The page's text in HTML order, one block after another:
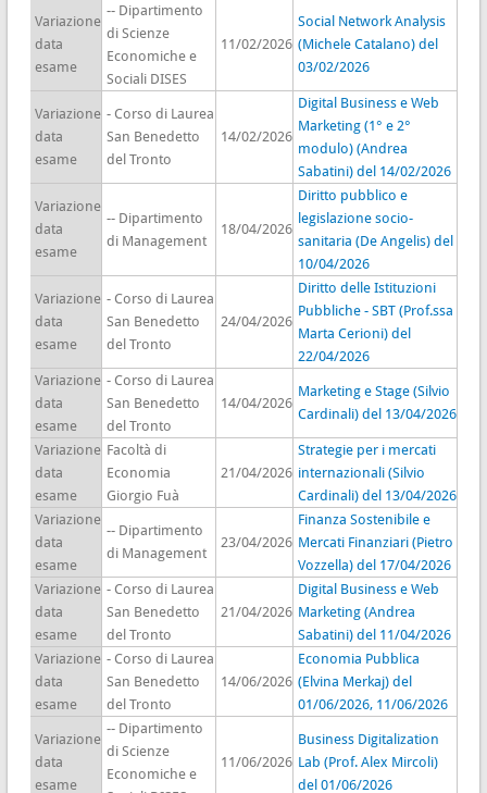
Variazione
data
esame
-- Dipartimento
di Scienze
Economiche e
Sociali DISES
11/02/2026
Social Network Analysis
(Michele Catalano) del
03/02/2026
Variazione
data
esame
- Corso di Laurea
San Benedetto
del Tronto
14/02/2026
Digital Business e Web
Marketing (1° e 2°
modulo) (Andrea
Sabatini) del 14/02/2026
Variazione
data
esame
-- Dipartimento
di Management
18/04/2026
Diritto pubblico e
legislazione socio-
sanitaria (De Angelis) del
10/04/2026
Variazione
data
esame
- Corso di Laurea
San Benedetto
del Tronto
24/04/2026
Diritto delle Istituzioni
Pubbliche - SBT (Prof.ssa
Marta Cerioni) del
22/04/2026
Variazione
data
esame
- Corso di Laurea
San Benedetto
del Tronto
14/04/2026
Marketing e Stage (Silvio
Cardinali) del 13/04/2026
Variazione
data
esame
Facoltà di
Economia
Giorgio Fuà
21/04/2026
Strategie per i mercati
internazionali (Silvio
Cardinali) del 13/04/2026
Variazione
data
esame
-- Dipartimento
di Management
23/04/2026
Finanza Sostenibile e
Mercati Finanziari (Pietro
Vozzella) del 17/04/2026
Variazione
data
esame
- Corso di Laurea
San Benedetto
del Tronto
21/04/2026
Digital Business e Web
Marketing (Andrea
Sabatini) del 11/04/2026
Variazione
data
esame
- Corso di Laurea
San Benedetto
del Tronto
14/06/2026
Economia Pubblica
(Elvina Merkaj) del
01/06/2026, 11/06/2026
Variazione
data
esame
-- Dipartimento
di Scienze
Economiche e
11/06/2026
Business Digitalization
Lab (Prof. Alex Mircoli)
del 01/06/2026